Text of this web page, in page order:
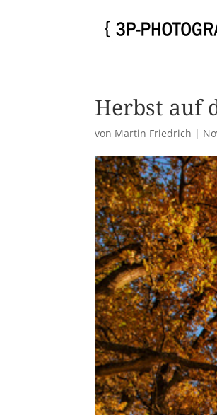
Herbst auf
von Martin Friedrich |